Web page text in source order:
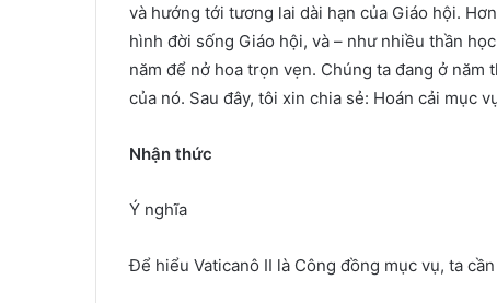
và hướng tới tương lai dài hạn của Giáo hội.
hình đời sống Giáo hội, và – như nhiều thần
năm để nở hoa trọn vẹn. Chúng ta đang ở
của nó. Sau đây, tôi xin chia sẻ: Hoán cải mục
Nhận thức
Ý nghĩa
Để hiểu Vaticanô II là Công đồng mục vụ, ta